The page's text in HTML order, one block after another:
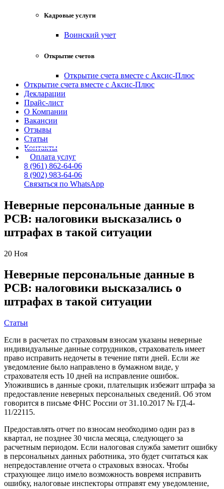
Кадровые услуги
Воинский учет
Открытие счетов
Открытие счета вместе с Аксис-Плюс
Открытие счета вместе с Аксис-Плюс
Декларации
Прайс-лист
О Компании
Вакансии
Отзывы
Статьи
Контакты
Оплата услуг
8 (961) 862-64-06
8 (902) 983-64-06
Связаться по WhatsApp
Неверные персональные данные в
РСВ: налоговики высказались о
штрафах в такой ситуации
20 Ноя
Неверные персональные данные в
РСВ: налоговики высказались о
штрафах в такой ситуации
Статьи
Если в расчетах по страховым взносам указаны неверные
индивидуальные данные сотрудников, страхователь имеет
право исправить недочеты в течение пяти дней. Если же
уведомление было направлено в бумажном виде, у
страхователя есть 10 дней на исправление ошибок.
Уложившись в данные сроки, плательщик избежит штрафа за
предоставление неверных персональных сведений. Об этом
говорится в письме ФНС России от 31.10.2017 № ГД-4-
11/22115.
Предоставлять отчет по взносам необходимо один раз в
квартал, не позднее 30 числа месяца, следующего за
расчетным периодом. Если налоговая служба заметит ошибку
в персональных данных работника, это будет считаться как
непредоставление отчета о страховых взносах. Чтобы
страхующее лицо имело возможность вовремя исправить
ошибку, налоговые инспекторы отправят ему уведомление,